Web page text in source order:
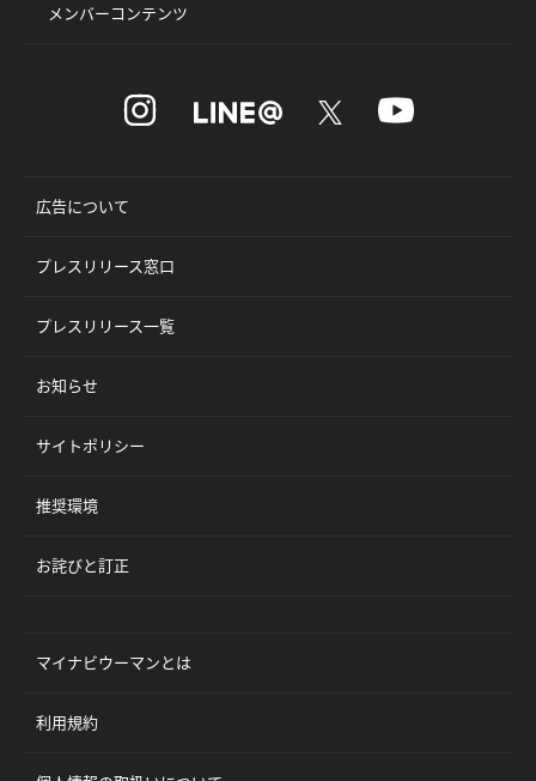
メンバーコンテンツ
広告について
プレスリリース窓口
プレスリリース一覧
お知らせ
サイトポリシー
推奨環境
お詫びと訂正
マイナビウーマンとは
利用規約